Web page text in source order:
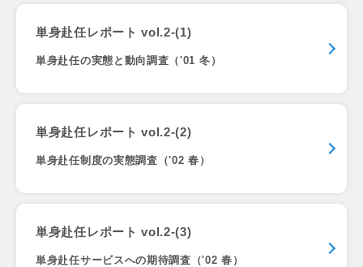
単身赴任レポート vol.2-(1)
単身赴任の実態と動向調査（'01 冬）
単身赴任レポート vol.2-(2)
単身赴任制度の実態調査（'02 春）
単身赴任レポート vol.2-(3)
単身赴任サービスへの期待調査（'02 春）